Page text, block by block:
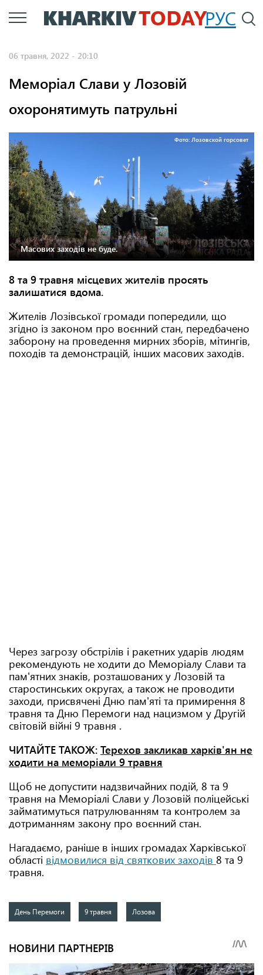
Перейти
до
РУС
06 травня, 2022 - 20:10
Меморіал Слави у Лозовій
охоронятимуть патрульні
Фото: Лозовской горсовет
Масових заходів не буде.
8 та 9 травня місцевих жителів просять
залишатися вдома.
Жителів Лозівської громади попередили, що
згідно із законом про воєнний стан, передбачено
заборону на проведення мирних зборів, мітингів,
походів та демонстрацій, інших масових заходів.
Через загрозу обстрілів і ракетних ударів людям
рекомендують не ходити до Меморіалу Слави та
пам'ятних знаків, розташованих у Лозовій та
старостинських округах, а також не проводити
заходи, присвячені Дню пам'яті та примирення 8
травня та Дню Перемоги над нацизмом у Другій
світовій війні 9 травня .
ЧИТАЙТЕ ТАКОЖ: Терехов закликав харків'ян не
ходити на меморіали 9 травня
Щоб не допустити надзвичайних подій, 8 та 9
травня на Меморіалі Слави у Лозовій поліцейські
займатимуться патрулюванням та контролем за
дотриманням закону про воєнний стан.
Нагадаємо, раніше в інших громадах Харківської
області відмовилися від святкових заходів 8 та 9
травня.
День Перемоги 9 травня Лозова